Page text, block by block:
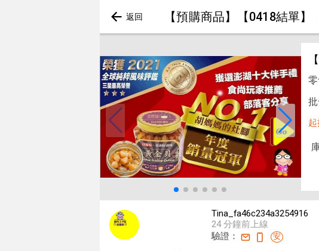
【預購商品】【0418結單
起
Tina_fa46c234a3254916
24 分鐘前上線
驗證：
安